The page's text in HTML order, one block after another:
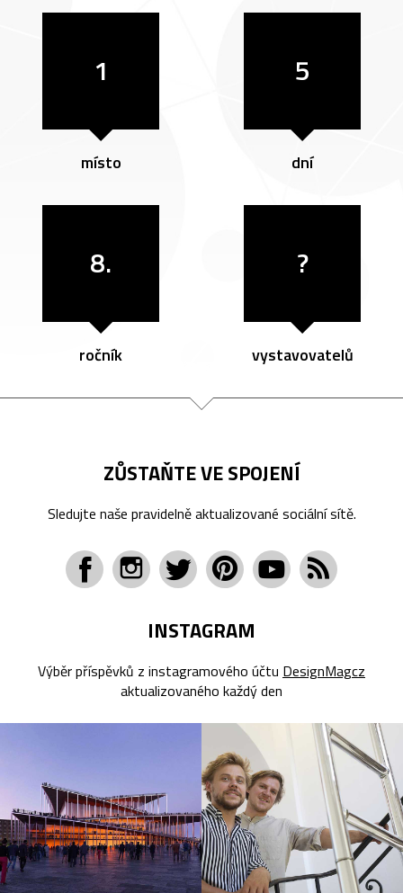
1
místo
5
dní
8.
ročník
?
vystavovatelů
ZŮSTAŇTE VE SPOJENÍ
Sledujte naše pravidelně aktualizované sociální sítě.
INSTAGRAM
Výběr příspěvků z instagramového účtu DesignMagcz
aktualizovaného každý den